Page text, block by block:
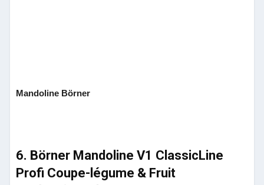
Mandoline Börner
6. Börner Mandoline V1 ClassicLine
Profi Coupe-légume & Fruit